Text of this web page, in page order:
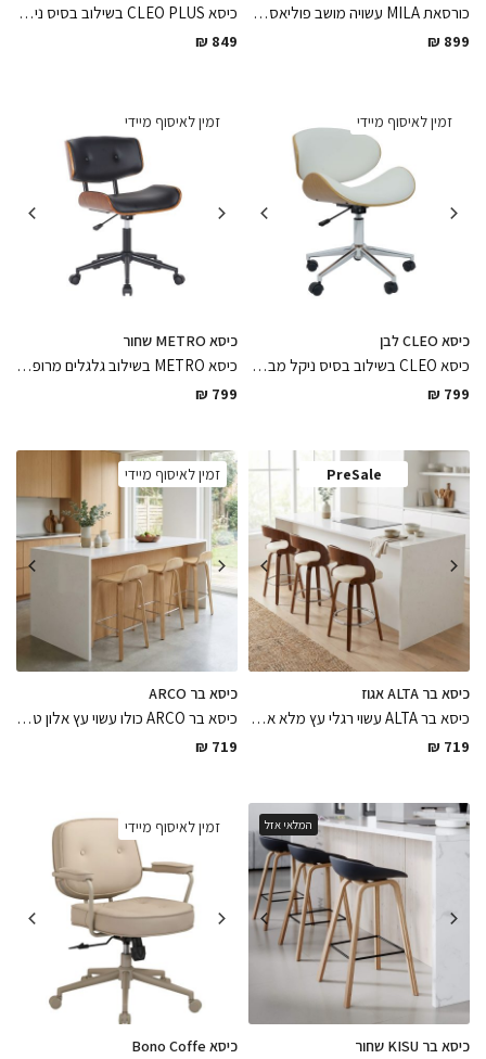
כורסאת MILA עשויה מושב פוליאסטר בגוון קרם אפרפר בשילוב רגלי מתכת דקיקות צבועות בתנור בגוון שחור מט, פיס מינימלסטי שיסגור את הפינה
₪ 899
כיסא CLEO PLUS בשילוב בסיס ניקל מבריק גלגלים מרופד דמוי עור שחור מט ועץ בירץ אגוז אמריקאי מכופף בגימור לכה מט נוח לישיבה ממושכת
₪ 849
זמין לאיסוף מיידי
כיסא CLEO לבן
כיסא CLEO בשילוב בסיס ניקל מבריק גלגלים מרופד דמוי עור מסתובב נוח ונעים לישיבה ממושכת בגימור עץ בירץ אלון טבעי בגימור לכה מט, כיסא מושלם שישדרג את פינת העבודה
₪ 799
זמין לאיסוף מיידי
כיסא METRO שחור
כיסא METRO בשילוב גלגלים מרופד דמוי עור מסתובב נוח ונעים לישיבה ממושכת בגימור עץ בירץ אגוז אמריקאי בגימור לכה מט
₪ 799
PreSale
כיסא בר ALTA אגוז
כיסא בר ALTA עשוי רגלי עץ מלא אגוז בשילוב מאחז רגל ניקל ומושב דמוי עור לבן פנינה בגימורים מושלמים קל ופרקטי לניקיון, כיסא בר נח ונעים למגע בגוונים חמימים
₪ 719
זמין לאיסוף מיידי
כיסא בר ARCO
כיסא בר ARCO כולו עשוי עץ אלון טבעי בגימור לכה אפוקסי מט בשילוב מאחז רגל ניקל ומושב בירץ עץ קל ופרקטי לניקיון ונח לישיבה
₪ 719
המלאי אזל
כיסא בר KISU שחור
זמין לאיסוף מיידי
כיסא Bono Coffe